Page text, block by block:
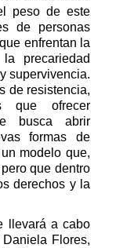
peso de este
de personas
enfrentan la
precariedad
supervivencia.
de resistencia,
que ofrecer
busca abrir
formas de
modelo que,
que dentro
derechos y la
llevará a cabo
Flores,